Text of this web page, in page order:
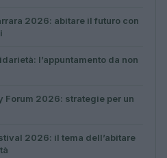
2026: abitare il futuro con
l’appuntamento da non
Forum 2026: strategie per un
2026: il tema dell’abitare